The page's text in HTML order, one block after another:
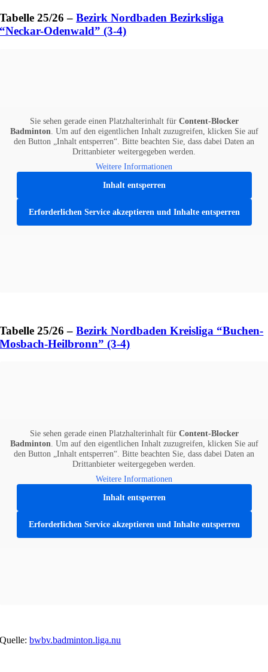
Tabelle 25/26 –Bezirk Nordbaden Bezirksliga
“Neckar-Odenwald” (3-4)
Sie sehen gerade einen Platzhalterinhalt für Content-Blocker
Badminton . Um auf den eigentlichen Inhalt zuzugreifen, klicken Sie auf
den Button „Inhalt entsperren“. Bitte beachten Sie, dass dabei Daten an
Drittanbieter weitergegeben werden.
Weitere Informationen
Inhalt entsperren
Erforderlichen Service akzeptieren und Inhalte entsperren
Tabelle 25/26 –Bezirk Nordbaden Kreisliga “Buchen-
Mosbach-Heilbronn” (3-4)
Sie sehen gerade einen Platzhalterinhalt für Content-Blocker
Badminton. Um auf den eigentlichen Inhalt zuzugreifen, klicken Sie auf
den Button „Inhalt entsperren“. Bitte beachten Sie, dass dabei Daten an
Drittanbieter weitergegeben werden.
Weitere Informationen
Inhalt entsperren
Erforderlichen Service akzeptieren und Inhalte entsperren
Quelle:bwbv.badminton.liga.nu